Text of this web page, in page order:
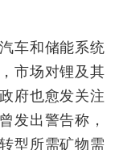
车和储能系统
市场对锂及其
府也愈发关注
发出警告称，
型所需矿物需